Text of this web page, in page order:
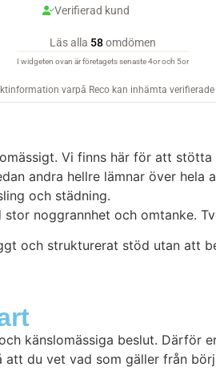
Vi finns här för att
andra hellre lämnar över
och städning.
noggrannhet och omtanke.
och strukturerat stöd utan att
känslomässiga beslut.
du vet vad som gäller från